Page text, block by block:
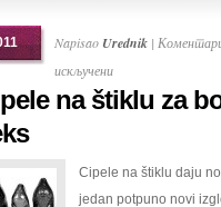
Napisao Urednik |
искљученина
Cipele
za
bolji
na štiklu za
Cipele na štiklu daju
jedan potpuno novi